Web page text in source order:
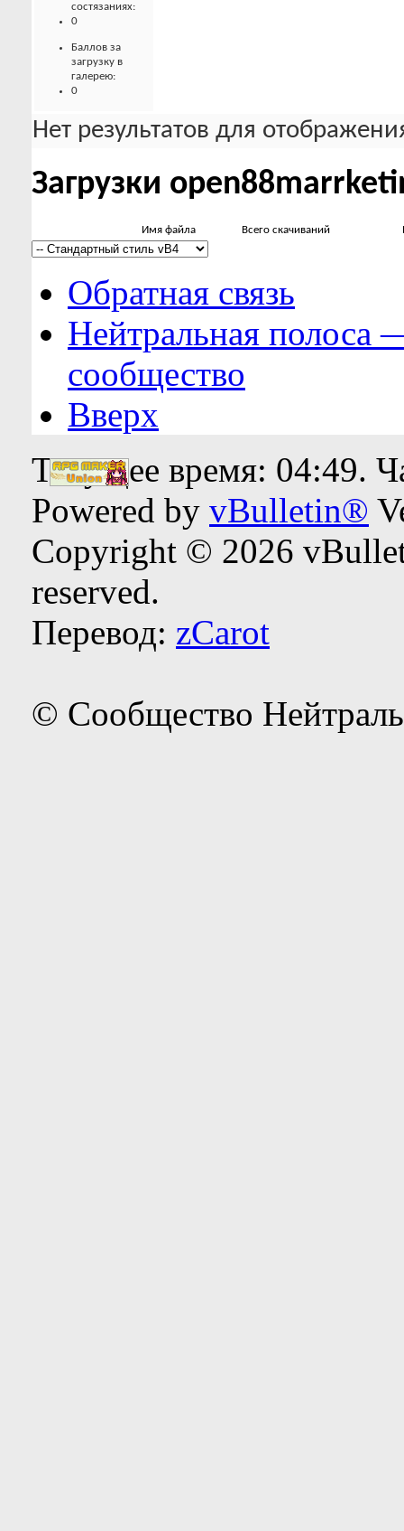
состязаниях:
0
Баллов за
загрузку в
галерею:
0
Нет результатов для
Загрузки
Имя файла Всего скачиваний
Обратная связь
Нейтральная полоса
сообщество
Вверх
Текущее время: 04:49.
Powered by vBulletin®
Copyright © 2026
reserved.
Перевод: zCarot
© Сообщество